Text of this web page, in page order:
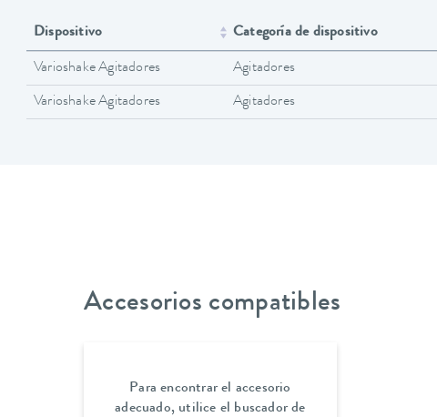
Dispositivo Categoría de dispositivo
Varioshake Agitadores Agitadores
Varioshake Agitadores Agitadores
Accesorios compatibles
Para encontrar el accesorio
adecuado, utilice el buscador de